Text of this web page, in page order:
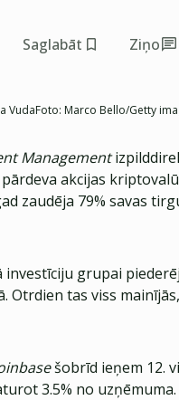
Saglabāt Ziņo
VudaFoto: Marco Bello/Getty
Management
akcijas
zaudēja 79% savas
investīciju grupai
Otrdien tas viss
šobrīd ieņem 12.
3.5% no uzņēmuma.